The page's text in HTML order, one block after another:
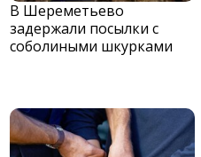
В Шереметьево
задержали посылки с
соболиными шкурками